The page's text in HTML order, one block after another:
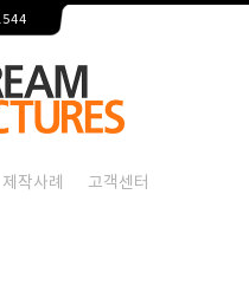
픽쳐스
제작업체,기업홍보영
제작업체,기업홍보영
제작사례 고객센터